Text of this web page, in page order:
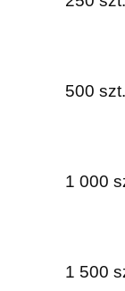
500 szt.
1 000
1 500